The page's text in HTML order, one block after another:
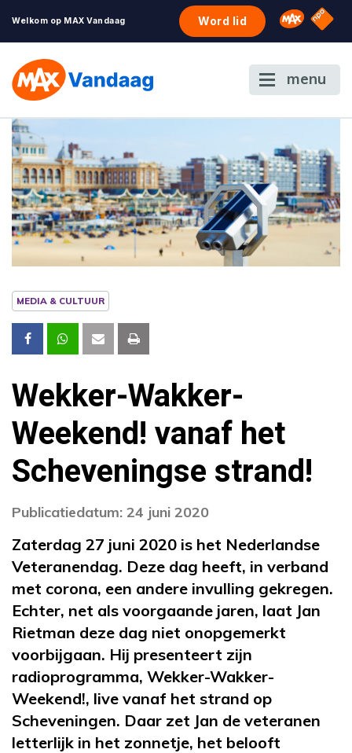
Welkom op MAX Vandaag Word lid Omroep
NPO
menu
MEDIA & CULTUUR
Wekker-Wakker-
Weekend! vanaf het
Scheveningse strand!
Publicatiedatum: 24 juni 2020
Zaterdag 27 juni 2020 is het Nederlandse
Veteranendag. Deze dag heeft, in verband
met corona, een andere invulling gekregen.
Echter, net als voorgaande jaren, laat Jan
Rietman deze dag niet onopgemerkt
voorbijgaan. Hij presenteert zijn
radioprogramma, Wekker-Wakker-
Weekend!, live vanaf het strand op
Scheveningen. Daar zet Jan de veteranen
letterlijk in het zonnetje, het belooft